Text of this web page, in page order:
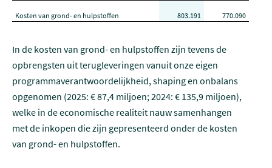
Kosten van grond- en hulpstoffen 803.191 770.090
In de kosten van grond- en hulpstoffen zijn tevens de
opbrengsten uit terugleveringen vanuit onze eigen
programmaverantwoordelijkheid, shaping en onbalans
opgenomen (2025: € 87,4 miljoen; 2024: € 135,9 miljoen),
welke in de economische realiteit nauw samenhangen
met de inkopen die zijn gepresenteerd onder de kosten
van grond- en hulpstoffen.